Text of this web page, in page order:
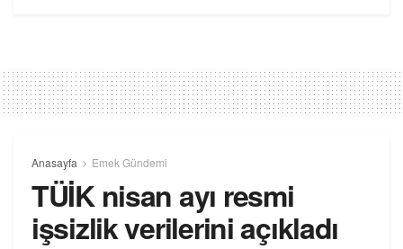
Anasayfa Emek Gündemi
TÜİK nisan ayı resmi
işsizlik verilerini açıkladı